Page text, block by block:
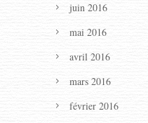
juin 2016
mai 2016
avril 2016
mars 2016
février 2016